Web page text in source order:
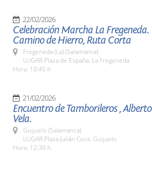
22/02/2026
Celebración Marcha La Fregeneda.
Camino de Hierro, Ruta Corta
Fregeneda (La) (Salamanca)
LUGAR Plaza de España. La Fregeneda
Hora: 10:45 h
21/02/2026
Encuentro de Tamborileros , Alberto
Vela.
Guijuelo (Salamanca)
LUGAR Plaza Julián Coca. Guijuelo
Hora: 12:30 h.